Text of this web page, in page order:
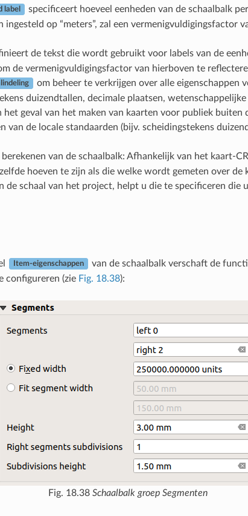
label
specificeert hoeveel eenheden van de schaalbalk
ingesteld op “meters”, zal een vermenigvuldigingsfactor
de tekst die wordt gebruikt voor labels van de
de vermenigvuldigingsfactor van hierboven te
om beheer te verkrijgen over alle eigenschappen
duizendtallen, decimale plaatsen,
geval van het maken van kaarten voor publiek buiten
van de locale standaarden (bijv. scheidingstekens
van de schaalbalk: Afhankelijk van het kaart-
hoeven te zijn als die welke wordt gemeten over de
de schaal van het project, helpt u die te specificeren die
Item-eigenschappen
van de schaalbalk verschaft de
configureren (zie Fig. 18.38):
Fig. 18.38 Schaalbalk groep Segmenten